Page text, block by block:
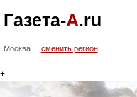
Газета-А.ru
Москва сменить регион
+